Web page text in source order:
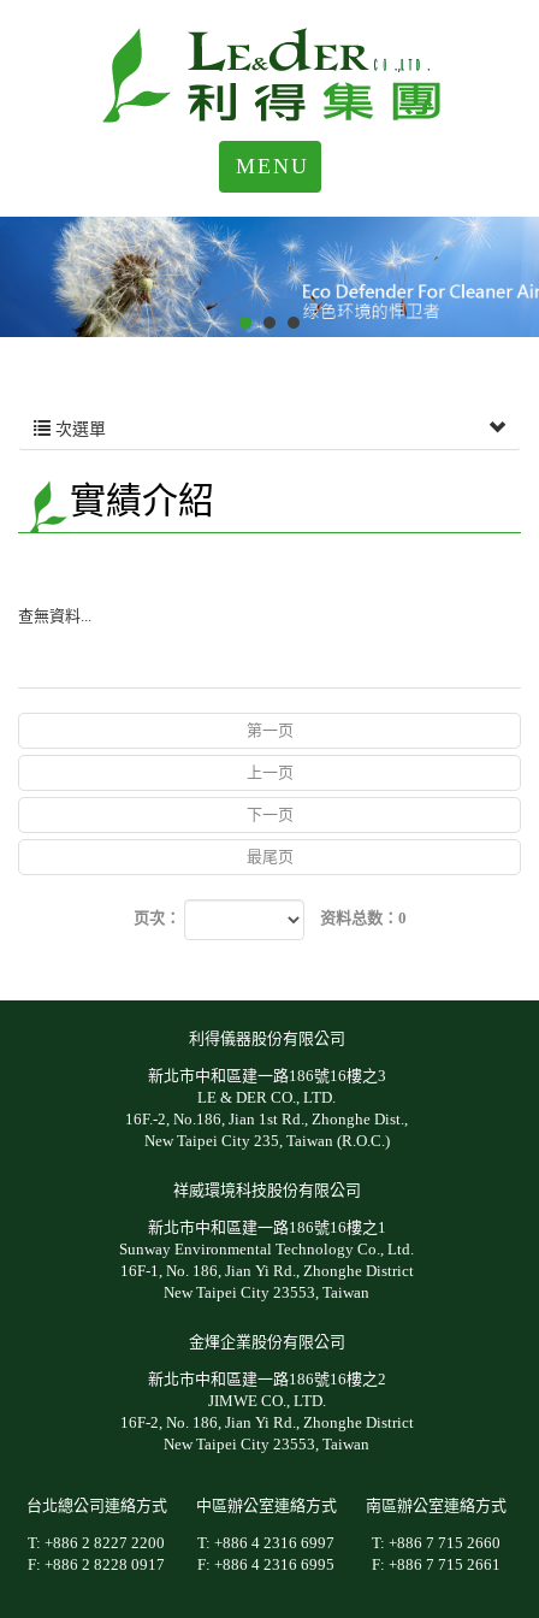
MENU
次選單
實績介紹
查無資料...
第一页
上一页
下一页
最尾页
页次： 资料总数：0
利得儀器股份有限公司
新北市中和區建一路186號16樓之3
LE & DER CO., LTD.
16F.-2, No.186, Jian 1st Rd., Zhonghe Dist.,
New Taipei City 235, Taiwan (R.O.C.)
祥威環境科技股份有限公司
新北市中和區建一路186號16樓之1
Sunway Environmental Technology Co., Ltd.
16F-1, No. 186, Jian Yi Rd., Zhonghe District
New Taipei City 23553, Taiwan
金煇企業股份有限公司
新北市中和區建一路186號16樓之2
JIMWE CO., LTD.
16F-2, No. 186, Jian Yi Rd., Zhonghe District
New Taipei City 23553, Taiwan
台北總公司連絡方式
T: +886 2 8227 2200
F: +886 2 8228 0917
中區辦公室連絡方式
T: +886 4 2316 6997
F: +886 4 2316 6995
南區辦公室連絡方式
T: +886 7 715 2660
F: +886 7 715 2661